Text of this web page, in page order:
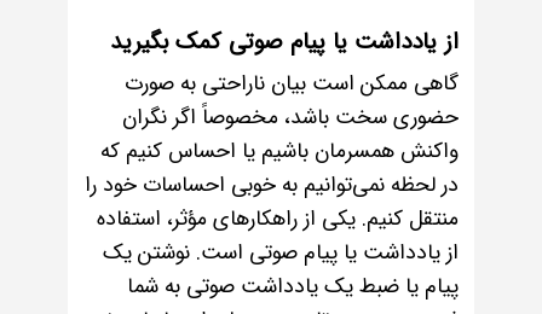
از یادداشت یا پیام صوتی کمک بگیرید
گاهی ممکن است بیان ناراحتی به صورت
حضوری سخت باشد، مخصوصاً اگر نگران
واکنش همسرمان باشیم یا احساس کنیم که
در لحظه نمی‌توانیم به خوبی احساسات خود را
منتقل کنیم. یکی از راهکارهای مؤثر، استفاده
از یادداشت یا پیام صوتی است. نوشتن یک
پیام یا ضبط یک یادداشت صوتی به شما